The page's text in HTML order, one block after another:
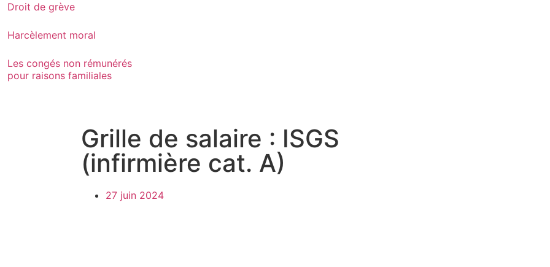
Droit de grève
Harcèlement moral
Les congés non rémunérés
pour raisons familiales
Grille de salaire : ISGS
(infirmière cat. A)
27 juin 2024